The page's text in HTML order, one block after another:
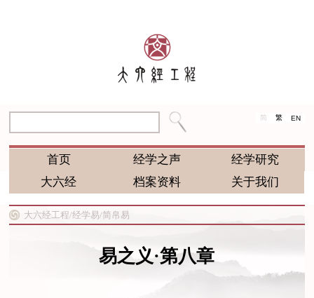
简 繁 EN
首页 经学之声
经学研究
大六经
档案资料 关于我们
大六经工程/经学易/简帛易
易之义·第八章